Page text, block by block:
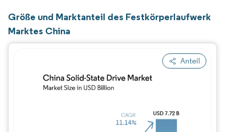
Größe und Marktanteil des Festkörperlaufwerk
Marktes China
Anteil